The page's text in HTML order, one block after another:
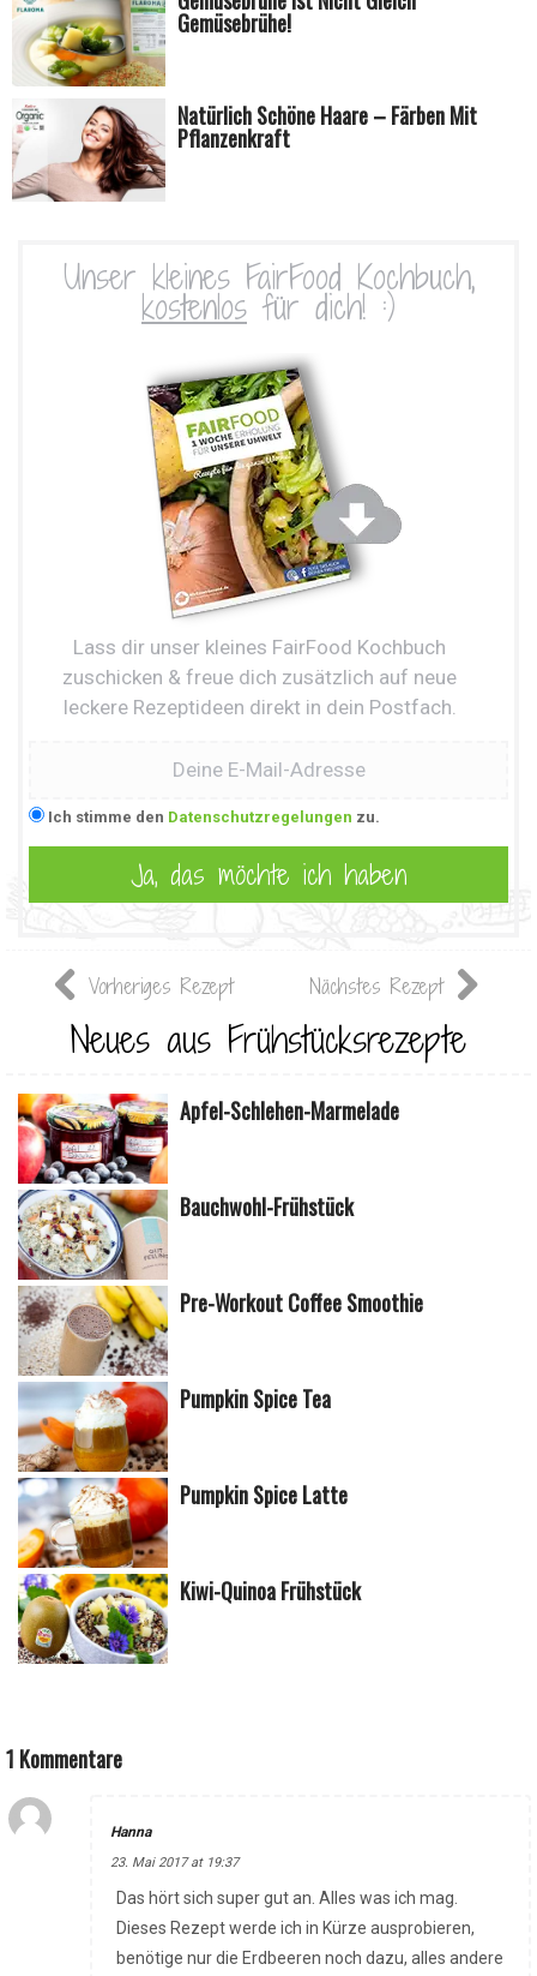
Gemüsebrühe!
Natürlich Schöne Haare – Färben Mit
Pflanzenkraft
Unser kleines FairFood Kochbuch,
kostenlos für dich! :)
Lass dir unser kleines FairFood Kochbuch
zuschicken & freue dich zusätzlich auf neue
leckere Rezeptideen direkt in dein Postfach.
Ich stimme den Datenschutzregelungen zu.
Vorheriges Rezept Nächstes Rezept
Neues aus Frühstücksrezepte
Apfel-Schlehen-Marmelade
Bauchwohl-Frühstück
Pre-Workout Coffee Smoothie
Pumpkin Spice Tea
Pumpkin Spice Latte
Kiwi-Quinoa Frühstück
1 Kommentare
Hanna
23. Mai 2017 at 19:37
Das hört sich super gut an. Alles was ich mag.
Dieses Rezept werde ich in Kürze ausprobieren,
benötige nur die Erdbeeren noch dazu, alles andere